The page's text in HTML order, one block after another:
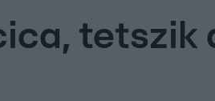
tetszik